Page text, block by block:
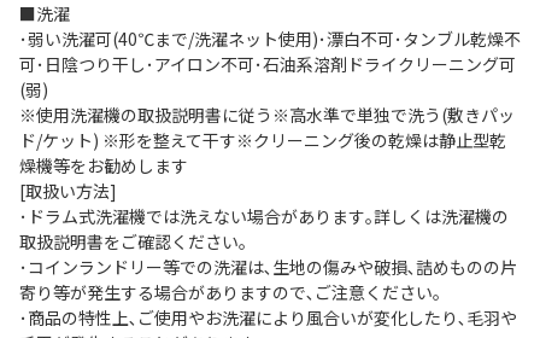
■洗濯
･弱い洗濯可(40℃まで/洗濯ネット使用)･漂白不可･タンブル乾燥不
可･日陰つり干し･アイロン不可･石油系溶剤ドライクリーニング可
(弱)
※使用洗濯機の取扱説明書に従う※高水準で単独で洗う(敷きパッ
ド/ケット) ※形を整えて干す※クリーニング後の乾燥は静止型乾
燥機等をお勧めします
[取扱い方法]
･ドラム式洗濯機では洗えない場合があります｡詳しくは洗濯機の
取扱説明書をご確認ください｡
･コインランドリー等での洗濯は､生地の傷みや破損､詰めものの片
寄り等が発生する場合がありますので､ご注意ください｡
･商品の特性上､ご使用やお洗濯により風合いが変化したり､毛羽や